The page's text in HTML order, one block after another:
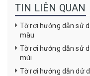
TIN LIÊN QUAN
Tờ rơi hướng dẫn sử
màu
Tờ rơi hướng dẫn sử
múi
Tờ rơi hướng dẫn dử